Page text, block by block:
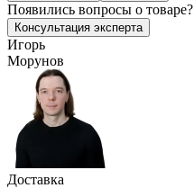
Появились вопросы о товаре?
Консультация эксперта
Игорь
Морунов
Доставка